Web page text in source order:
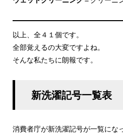
以上、全４１個です。
全部覚えるの大変ですよね。
そんな私たちに朗報です。
新洗濯記号一覧表
消費者庁が新洗濯記号が一覧にな